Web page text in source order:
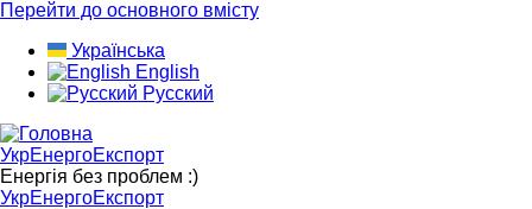
Перейти до основного вмісту
Українська
English
Русский
УкрЕнергоЕкспорт
Енергія без проблем :)
УкрЕнергоЕкспорт